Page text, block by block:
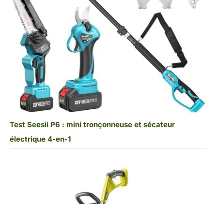
Test Seesii P6 : mini tronçonneuse et sécateur
électrique 4-en-1